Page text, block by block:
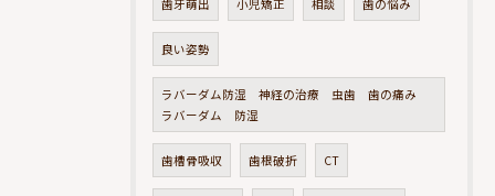
歯牙萌出 小児矯正 相談 歯の悩み
良い姿勢
ラバーダム防湿 神経の治療 虫歯 歯の痛み
ラバーダム 防湿
歯槽骨吸収 歯根破折 CT